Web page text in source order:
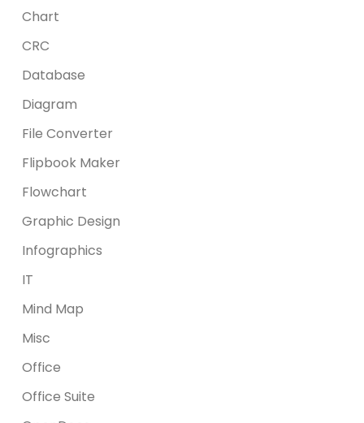
Chart
CRC
Database
Diagram
File Converter
Flipbook Maker
Flowchart
Graphic Design
Infographics
IT
Mind Map
Misc
Office
Office Suite